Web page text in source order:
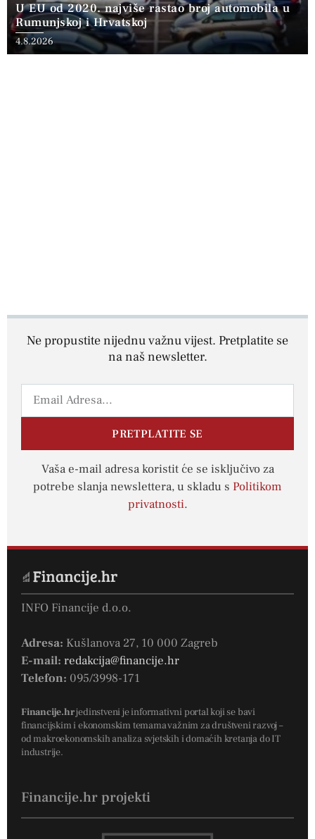
U EU od 2020. najviše rastao broj automobila u
Rumunjskoj i Hrvatskoj
4.8.2026
Ne propustite nijednu važnu vijest. Pretplatite se
na naš newsletter.
PRETPLATITE SE
Vaša e-mail adresa koristit će se isključivo za
potrebe slanja newslettera, u skladu s Politikom
privatnosti.
INFO Financije d.o.o.
Adresa: Kušlanova 27, 10 000 Zagreb
E-mail: redakcija@financije.hr
Telefon: 095/3998-171
Financije.hrjedinstveni je informativni portal koji se bavi
financijskim i ekonomskim temama važnim za društveni razvoj –
od makroekonomskih analiza svjetskih i domaćih kretanja do IT
industrije.
Financije.hr projekti